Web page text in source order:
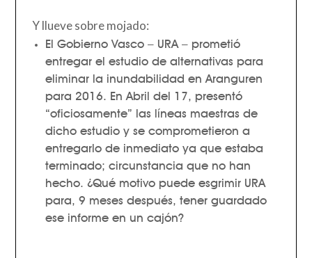
Y llueve sobre mojado:
El Gobierno Vasco – URA – prometió
entregar el estudio de alternativas para
eliminar la inundabilidad en Aranguren
para 2016. En Abril del 17, presentó
“oficiosamente” las líneas maestras de
dicho estudio y se comprometieron a
entregarlo de inmediato ya que estaba
terminado; circunstancia que no han
hecho. ¿Qué motivo puede esgrimir URA
para, 9 meses después, tener guardado
ese informe en un cajón?